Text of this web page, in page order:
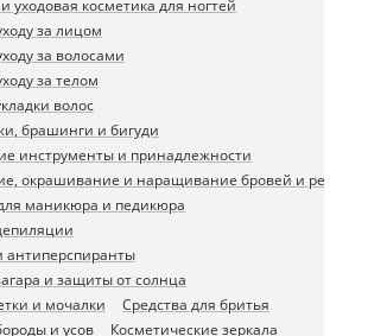
уходовая косметика для ногтей
за лицом
за волосами
за телом
волос
брашинги и бигуди
инструменты и принадлежности
окрашивание и наращивание бровей и ресниц
маникюра и педикюра
антиперспиранты
и защиты от солнца
и мочалки
Средства для бритья
и усов
Косметические зеркала